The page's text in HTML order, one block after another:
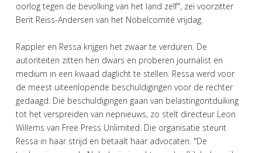
oorlog tegen de bevolking van het land zelf", zei voorzitter
Berit Reiss-Andersen van het Nobelcomité vrijdag.
Rappler en Ressa krijgen het zwaar te verduren. De
autoriteiten zitten hen dwars en proberen journalist en
medium in een kwaad daglicht te stellen. Ressa werd voor
de meest uiteenlopende beschuldigingen voor de rechter
gedaagd. Die beschuldigingen gaan van belastingontduiking
tot het verspreiden van nepnieuws, zo stelt directeur Leon
Willems van Free Press Unlimited. Die organisatie steunt
Ressa in haar strijd en betaalt haar advocaten. "De